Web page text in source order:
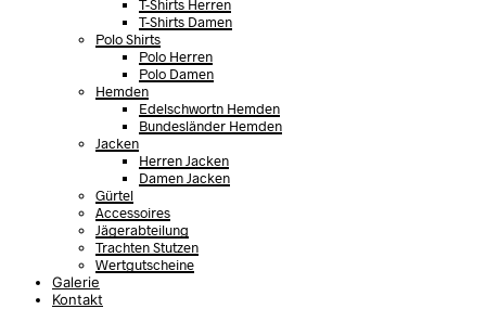
T-Shirts Herren
T-Shirts Damen
Polo Shirts
Polo Herren
Polo Damen
Hemden
Edelschwortn Hemden
Bundesländer Hemden
Jacken
Herren Jacken
Damen Jacken
Gürtel
Accessoires
Jägerabteilung
Trachten Stutzen
Wertgutscheine
Galerie
Kontakt